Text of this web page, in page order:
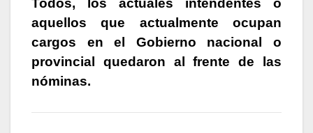
p
p
m o
o
k
n
g
er
y n
ar
tir
Todos, los actuales intendentes o
aquellos que actualmente ocupan
cargos en el Gobierno nacional o
provincial quedaron al frente de las
nóminas.